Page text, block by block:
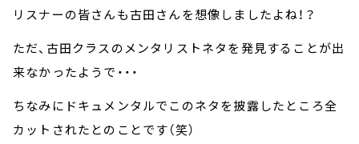
リスナーの皆さんも古田さんを想像しましたよね！？
ただ、古田クラスのメンタリストネタを発見することが出
来なかったようで・・・
ちなみにドキュメンタルでこのネタを披露したところ全
カットされたとのことです（笑）